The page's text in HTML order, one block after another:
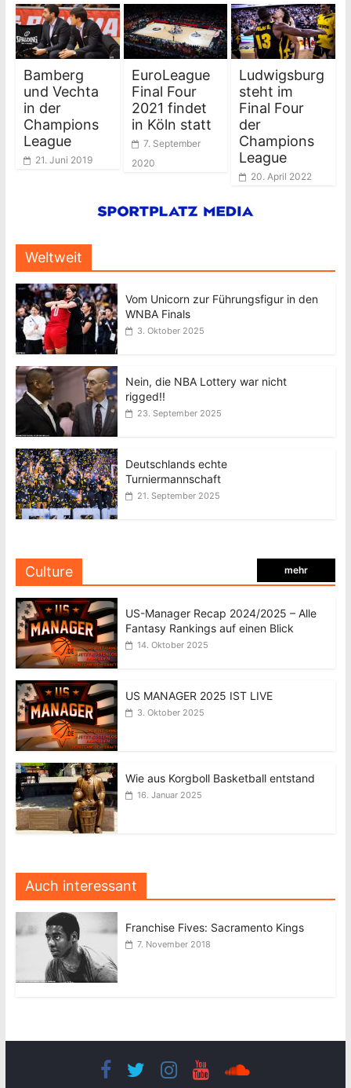
Bamberg
und Vechta
in der
Champions
League
21. Juni 2019
EuroLeague
Final Four
2021 findet
in Köln statt
7. September
2020
Ludwigsburg
steht im
Final Four
der
Champions
League
20. April 2022
Weltweit
Vom Unicorn zur Führungsfigur in den
WNBA Finals
3. Oktober 2025
Nein, die NBA Lottery war nicht
rigged!!
23. September 2025
Deutschlands echte
Turniermannschaft
21. September 2025
Culture mehr
US-Manager Recap 2024/2025 – Alle
Fantasy Rankings auf einen Blick
14. Oktober 2025
US MANAGER 2025 IST LIVE
3. Oktober 2025
Wie aus Korgboll Basketball entstand
16. Januar 2025
Auch interessant
Franchise Fives: Sacramento Kings
7. November 2018